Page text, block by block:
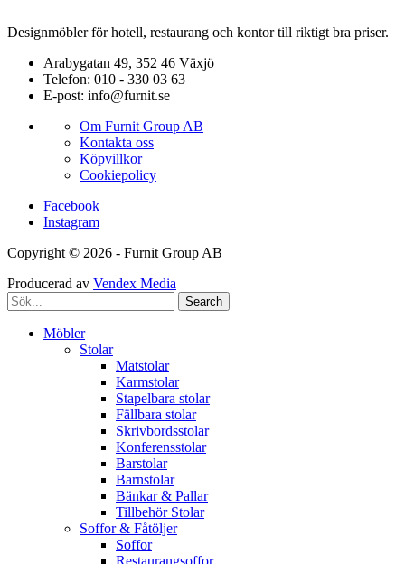
Designmöbler för hotell, restaurang och kontor till riktigt bra priser.
Arabygatan 49, 352 46 Växjö
Telefon: 010 - 330 03 63
E-post: info@furnit.se
Om Furnit Group AB
Kontakta oss
Köpvillkor
Cookiepolicy
Facebook
Instagram
Copyright © 2026 - Furnit Group AB
Producerad av Vendex Media
Search
Möbler
Stolar
Matstolar
Karmstolar
Stapelbara stolar
Fällbara stolar
Skrivbordsstolar
Konferensstolar
Barstolar
Barnstolar
Bänkar & Pallar
Tillbehör Stolar
Soffor & Fåtöljer
Soffor